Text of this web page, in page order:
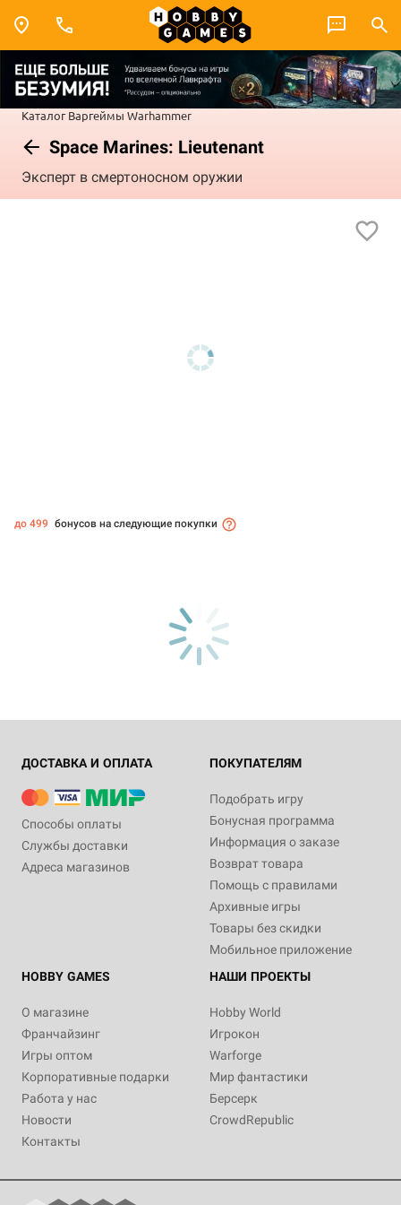
Каталог Варгеймы Warhammer
Space Marines: Lieutenant
Эксперт в смертоносном оружии
до 499 бонусов на следующие покупки
ДОСТАВКА И ОПЛАТА
Способы оплаты
Службы доставки
Адреса магазинов
ПОКУПАТЕЛЯМ
Подобрать игру
Бонусная программа
Информация о заказе
Возврат товара
Помощь с правилами
Архивные игры
Товары без скидки
Мобильное приложение
HOBBY GAMES
О магазине
Франчайзинг
Игры оптом
Корпоративные подарки
Работа у нас
Новости
Контакты
НАШИ ПРОЕКТЫ
Hobby World
Игрокон
Warforge
Мир фантастики
Берсерк
CrowdRepublic